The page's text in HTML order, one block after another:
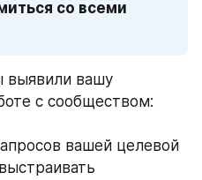
со всеми
выявили вашу
с сообществом:
вашей целевой